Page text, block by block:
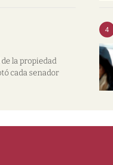
la propiedad
cada senador
4